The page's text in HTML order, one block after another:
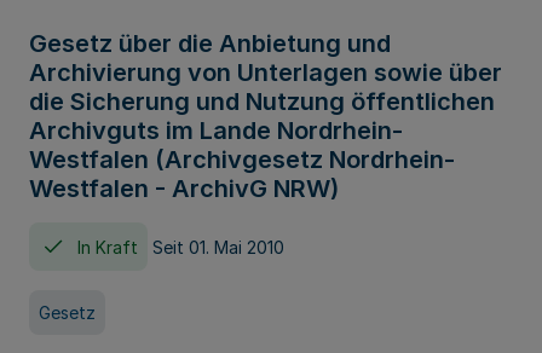
Gesetz über die Anbietung und
Archivierung von Unterlagen sowie über
die Sicherung und Nutzung öffentlichen
Archivguts im Lande Nordrhein-
Westfalen (Archivgesetz Nordrhein-
Westfalen - ArchivG NRW)
In Kraft Seit 01. Mai 2010
Gesetz